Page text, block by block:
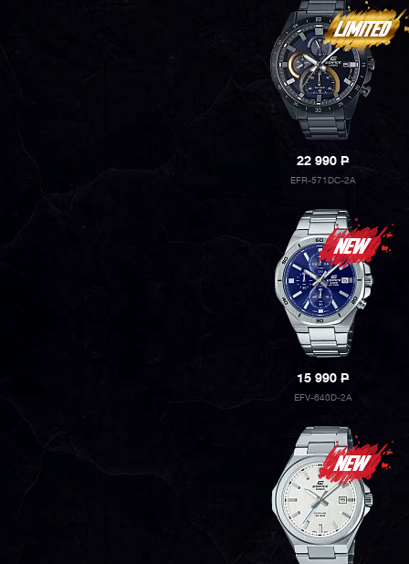
22 990P
EFR-571DC-2A
15 990P
EFV-640D-2A